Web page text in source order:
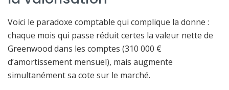
Voici le paradoxe comptable qui complique la donne :
chaque mois qui passe réduit certes la valeur nette de
Greenwood dans les comptes (310 000 €
d’amortissement mensuel), mais augmente
simultanément sa cote sur le marché.